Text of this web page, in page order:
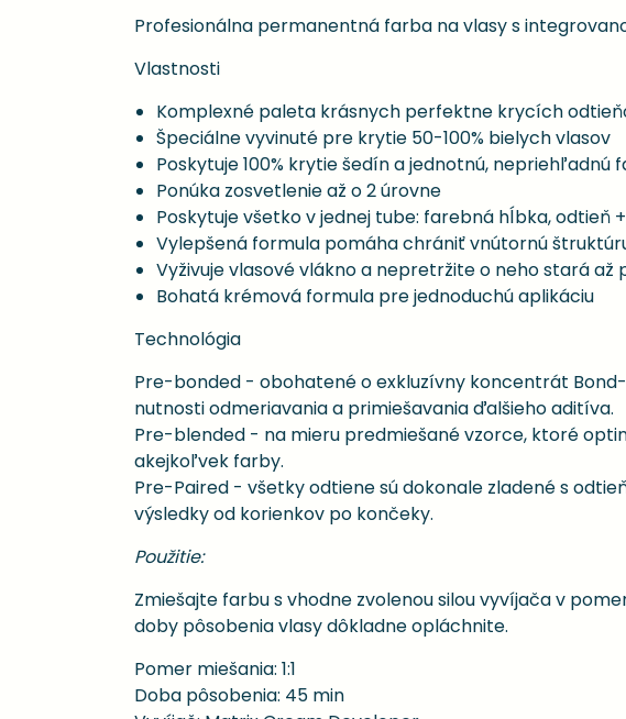
Profesionálna permanentná farba na vlasy s
Vlastnosti
Komplexné paleta krásnych perfektne krycích
Špeciálne vyvinuté pre krytie 50-100% bielych vlasov
Poskytuje 100% krytie šedín a jednotnú,
Ponúka zosvetlenie až o 2 úrovne
Poskytuje všetko v jednej tube: farebná hĺbka, odtieň
Vylepšená formula pomáha chrániť vnútornú
Vyživuje vlasové vlákno a nepretržite o neho stará až
Bohatá krémová formula pre jednoduchú aplikáciu
Technológia
Pre-bonded - obohatené o exkluzívny koncentrát
nutnosti odmeriavania a primiešavania ďalšieho aditíva.
Pre-blended - na mieru predmiešané vzorce, ktoré
akejkoľvek farby.
Pre-Paired - všetky odtiene sú dokonale zladené s
výsledky od korienkov po končeky.
Použitie:
Zmiešajte farbu s vhodne zvolenou silou vyvíjača v
doby pôsobenia vlasy dôkladne opláchnite.
Pomer miešania: 1:1
Doba pôsobenia: 45 min